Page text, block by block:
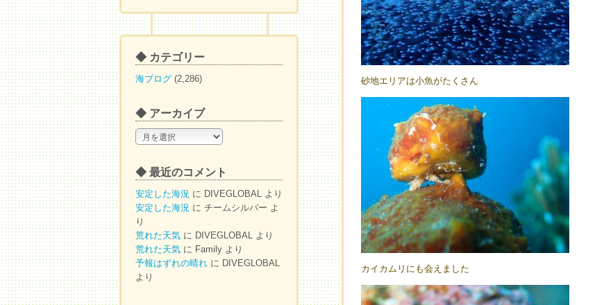
◆ カテゴリー
海ブログ (2,286)
◆ アーカイブ
◆
ア
カ
イ
ブ
◆ 最近のコメント
安定した海況 に DIVEGLOBAL より
安定した海況 に チームシルバー よ
り
荒れた天気 に DIVEGLOBAL より
荒れた天気 に Family より
予報はずれの晴れ に DIVEGLOBAL
より
砂地エリアは小魚がたくさん
カイカムリにも会えました